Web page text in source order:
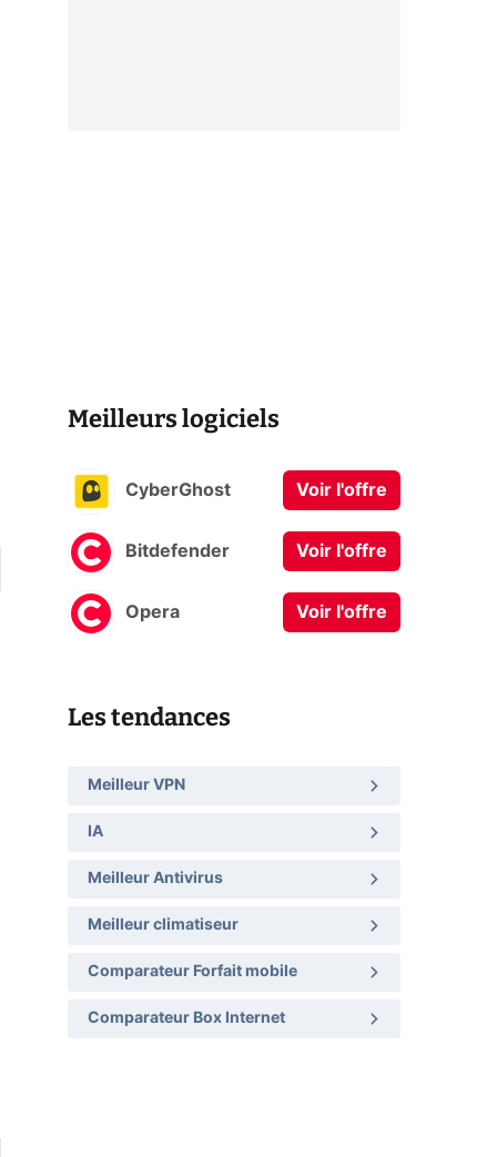
Meilleurs logiciels
CyberGhost Voir l'offre
Bitdefender Voir l'offre
Opera Voir l'offre
Les tendances
Meilleur VPN
IA
Meilleur Antivirus
Meilleur climatiseur
Comparateur Forfait mobile
Comparateur Box Internet